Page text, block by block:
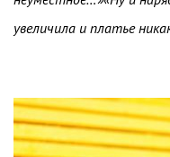
увеличила и платье